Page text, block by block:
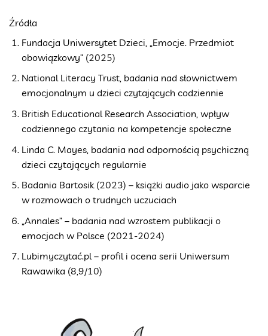
Źródła
Fundacja Uniwersytet Dzieci, „Emocje. Przedmiot
obowiązkowy” (2025)
National Literacy Trust, badania nad słownictwem
emocjonalnym u dzieci czytających codziennie
British Educational Research Association, wpływ
codziennego czytania na kompetencje społeczne
Linda C. Mayes, badania nad odpornością psychiczną
dzieci czytających regularnie
Badania Bartosik (2023) – książki audio jako wsparcie
w rozmowach o trudnych uczuciach
„Annales” – badania nad wzrostem publikacji o
emocjach w Polsce (2021-2024)
Lubimyczytać.pl – profil i ocena serii Uniwersum
Rawawika (8,9/10)